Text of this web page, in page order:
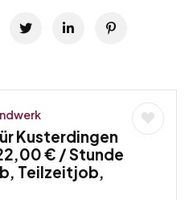
Kusterdingen
€ / Stunde
Teilzeitjob,